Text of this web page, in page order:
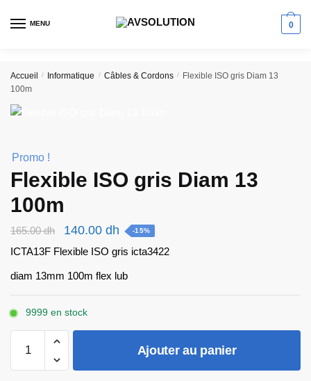
MENU 0
Accueil / Informatique / Câbles & Cordons /
Flexible ISO gris Diam 13
100m
Promo !
Flexible ISO gris Diam 13
100m
165.00dh
Le
prix
140.00 dh Le
prix
-15%
ICTA13F Flexible ISO gris icta3422
diam 13mm 100m flex lub
9999 en stock
Flexible
Ajouter au panier